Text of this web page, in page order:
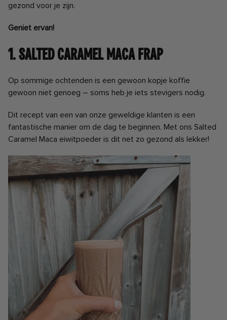
gezond voor je zijn.
Geniet ervan!
1. Salted Caramel Maca Frap
Op sommige ochtenden is een gewoon kopje koffie
gewoon niet genoeg – soms heb je iets stevigers nodig.
Dit recept van een van onze geweldige klanten is een
fantastische manier om de dag te beginnen. Met ons Salted
Caramel Maca eiwitpoeder is dit net zo gezond als lekker!